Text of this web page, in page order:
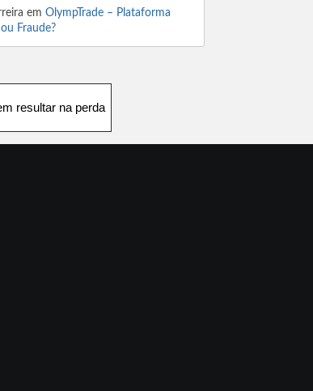
em OlympTrade – Plataforma
Fraude?
resultar na perda